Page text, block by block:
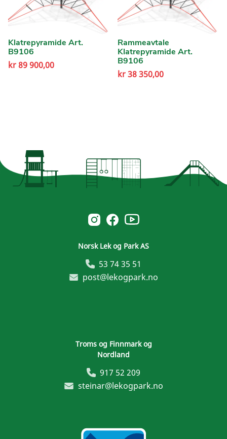
Klatrepyramide Art.
B9106
kr89 900,00
Rammeavtale
Klatrepyramide Art.
B9106
kr38 350,00
Norsk Leg & Park instagram
Norsk Leg & Park facebook
Norsk Leg & Park youtube
Norsk Lek og Park AS
53 74 35 51
post@lekogpark.no
Troms og Finnmark og
Nordland
917 52 209
steinar@lekogpark.no